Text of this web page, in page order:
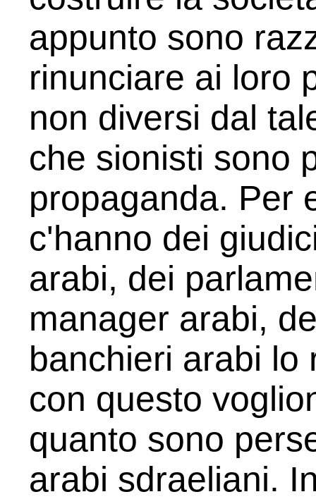
appunto sono
rinunciare ai loro
non diversi dal
che sionisti sono
propaganda. Per
c'hanno dei
arabi, dei
manager arabi,
banchieri arabi lo
con questo
quanto sono
arabi sdraeliani.